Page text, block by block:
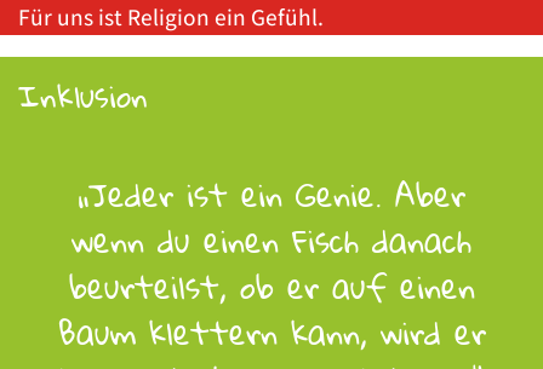
Für uns ist Religion ein Gefühl.
Inklusion
„Jeder ist ein Genie. Aber
wenn du einen Fisch danach
beurteilst, ob er auf einen
Baum klettern kann, wird er